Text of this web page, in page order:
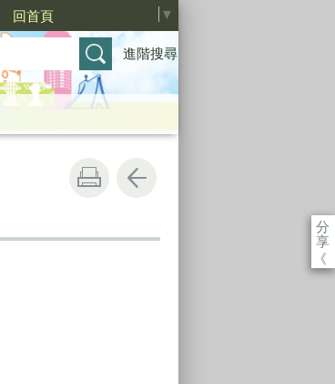
回首頁 ▼
進階搜尋
分
享
《